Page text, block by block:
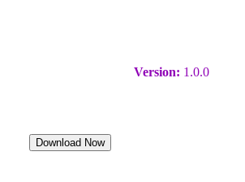
Download Now
Version: 1.0.0